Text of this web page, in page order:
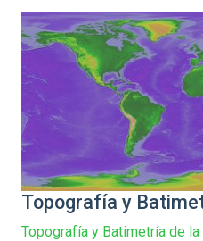
Topografía y
Topografía y Batimetría de la